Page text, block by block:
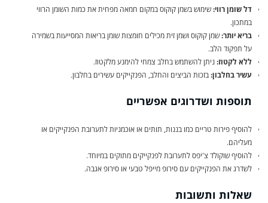
דל שומן רווי:שימוש בשמן קוקוס במקום חמאה מפחית את כמות השומן הרווי
במתכון.
בריא יותר:שמן קוקוס ושמן זית מכילים חומצות שומן בריאות המסייעות בשמירה
על תפקוד הלב.
ללא לקטוז:ניתן להשתמש בחלב צמחי להימנע מלקטוז.
עשיר בחלבון:בזכות הביצים והחלב, הפנקייקים עשירים בחלבון.
תוספות ושדרוגים אפשריים
להוסיף פירות טריים כמו בננות, תותים או אוכמניות לתערובת הפנקייקים או
מעליהם.
להוסיף שוקולד צ'יפס לתערובת לפנקייקים מתוקים במיוחד.
לשדרג את הפנקייקים עם סירופ מייפל טבעי או סירופ אגבה.
שאלות ותשובות